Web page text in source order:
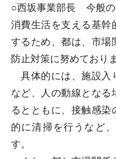
○西坂事業部長 今般の
消費生活を支える基幹
するため、都は、市場
防止対策に努めており
具体的には、施設入
など、人の動線となる
るとともに、接触感
的に清掃を行うなど
す。